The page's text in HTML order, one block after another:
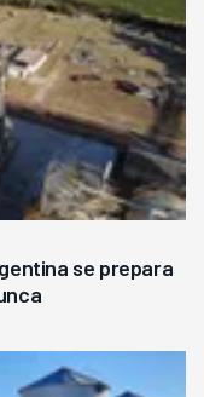
se prepara